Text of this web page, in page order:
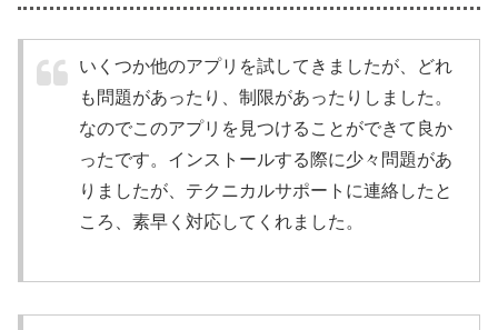
いくつか他のアプリを試してきましたが、どれ
も問題があったり、制限があったりしました。
なのでこのアプリを見つけることができて良か
ったです。インストールする際に少々問題があ
りましたが、テクニカルサポートに連絡したと
ころ、素早く対応してくれました。